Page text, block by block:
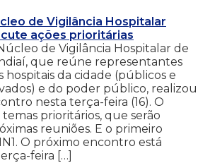
de Vigilância Hospitalar
ações prioritárias
de Vigilância Hospitalar de
que reúne representantes
hospitais da cidade (públicos e
e do poder público, realizou
nesta terça-feira (16). O
prioritários, que serão
reuniões. E o primeiro
O próximo encontro está
feira […]